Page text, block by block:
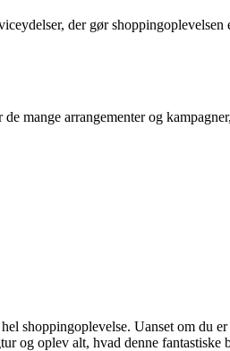
der gør
mange arrangementer og
shoppingoplevelse. Uanset om
og oplev alt, hvad denne fantastiske